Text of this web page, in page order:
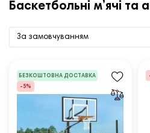
Баскетбольні м’ячі та
БЕЗКОШТОВНА ДОСТАВКА
-5%